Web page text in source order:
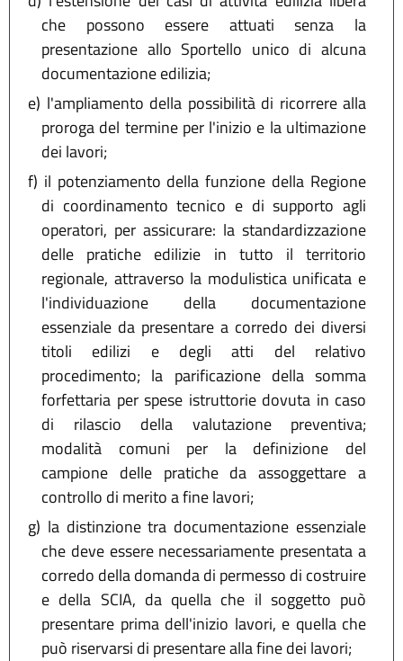
che possono essere attuati senza la
presentazione allo Sportello unico di alcuna
documentazione edilizia;
e) l'ampliamento della possibilità di ricorrere alla
proroga del termine per l'inizio e la ultimazione
dei lavori;
f) il potenziamento della funzione della Regione
di coordinamento tecnico e di supporto agli
operatori, per assicurare: la standardizzazione
delle pratiche edilizie in tutto il territorio
regionale, attraverso la modulistica unificata e
l'individuazione della documentazione
essenziale da presentare a corredo dei diversi
titoli edilizi e degli atti del relativo
procedimento; la parificazione della somma
forfettaria per spese istruttorie dovuta in caso
di rilascio della valutazione preventiva;
modalità comuni per la definizione del
campione delle pratiche da assoggettare a
controllo di merito a fine lavori;
g) la distinzione tra documentazione essenziale
che deve essere necessariamente presentata a
corredo della domanda di permesso di costruire
e della SCIA, da quella che il soggetto può
presentare prima dell'inizio lavori, e quella che
può riservarsi di presentare alla fine dei lavori;